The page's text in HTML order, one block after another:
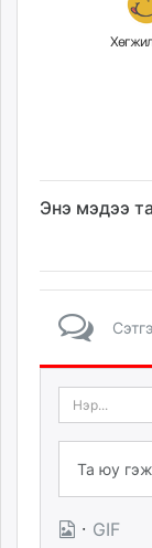
Энэ мэдээ
· GIF